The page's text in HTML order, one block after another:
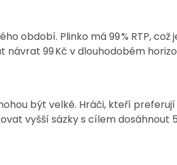
období. Plinko má 99 % RTP,
návrat 99 Kč v dlouhodobém
být velké. Hráči, kteří
vyšší sázky s cílem dosáhnout